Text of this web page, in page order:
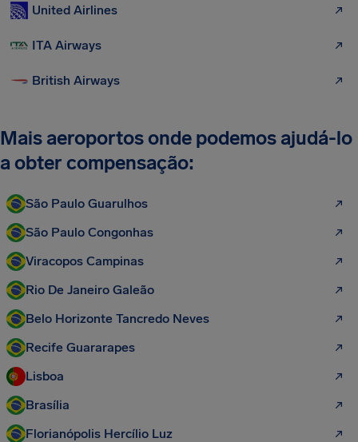
United Airlines
ITA Airways
British Airways
Mais aeroportos onde podemos ajudá-lo
a obter compensação:
São Paulo Guarulhos
São Paulo Congonhas
Viracopos Campinas
Rio De Janeiro Galeão
Belo Horizonte Tancredo Neves
Recife Guararapes
Lisboa
Brasília
Florianópolis Hercílio Luz